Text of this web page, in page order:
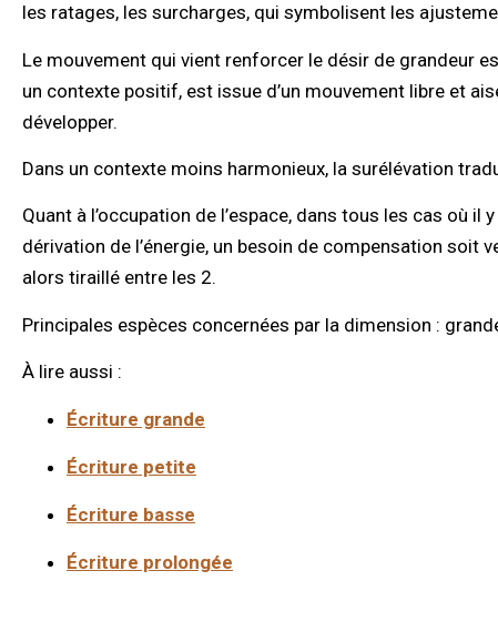
les ratages, les surcharges, qui symbolisent les
Le mouvement qui vient renforcer le désir de grandeur
un contexte positif, est issue d’un mouvement libre et
développer.
Dans un contexte moins harmonieux, la surélévation
Quant à l’occupation de l’espace, dans tous les cas où
dérivation de l’énergie, un besoin de compensation soit
alors tiraillé entre les 2.
Principales espèces concernées par la dimension :
À lire aussi :
Écriture grande
Écriture petite
Écriture basse
Écriture prolongée